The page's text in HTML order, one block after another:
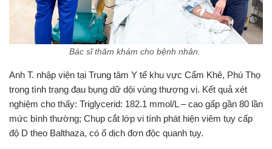
Bác sĩ thăm khám cho bệnh nhân.
Anh T. nhập viện tại Trung tâm Y tế khu vực Cẩm Khê, Phú Thọ
trong tình trạng đau bụng dữ dội vùng thượng vị. Kết quả xét
nghiệm cho thấy: Triglycerid: 182.1 mmol/L – cao gấp gần 80 lần
mức bình thường; Chụp cắt lớp vi tính phát hiện viêm tụy cấp
độ D theo Balthaza, có ổ dịch đơn độc quanh tụy.